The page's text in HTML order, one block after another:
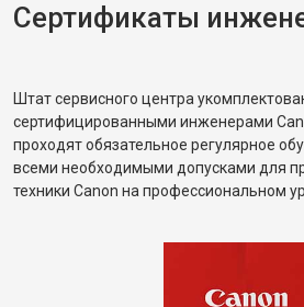
Сертификаты
Штат сервисного центра
сертифицированными инженерами
проходят обязательное регулярное
всеми необходимыми допусками для
техники Canon на профессиональном